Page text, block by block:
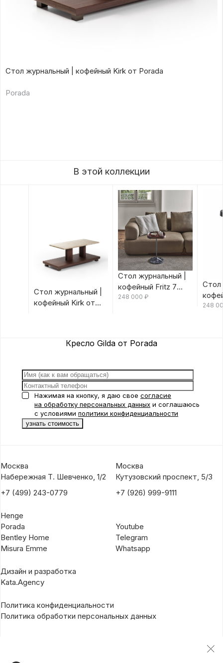
Стол журнальный | кофейный Kirk от Porada
Porada
В этой коллекции
Стол журнальный |
кофейный Kirk от
Стол журнальный |
кофейный Fritz 7
Canaletta/Rosso
248 000 ₽
Стол
248
Кресло Gilda от Porada
Нажимая на кнопку, я даю свое согласие
на обработку персональных данных и соглашаюсь
с условиями политики конфиденциальности
Москва
Набережная Т. Шевченко, 1/2
+7 (499) 243-0779
Москва
Кутузовский проспект, 5/3
+7 (926) 999-9111
Henge
Porada
Bentley Home
Misura Emme
Youtube
Telegram
Whatsapp
Дизайн и разработка
Kata.Agency
Политика конфиденциальности
Политика обработки персональных данных